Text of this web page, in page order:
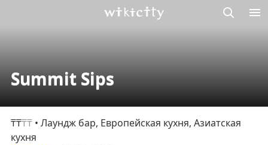
Summit Sips
₸₸₸₸ • Лаундж бар, Европейская кухня, Азиатская
кухня